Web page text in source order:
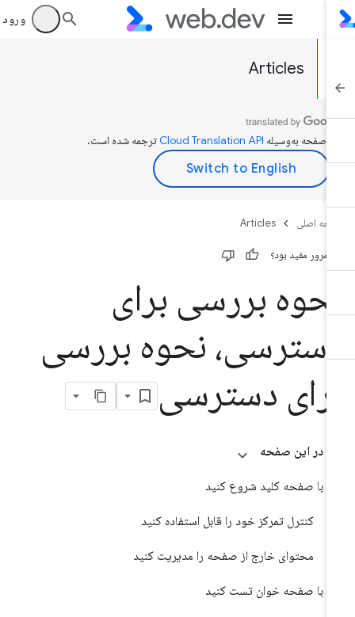
ورود به
Articles
صفحه به‌وسیله ترجمه شده است.
اصلی Articles
مرور مفید بود؟
بررسی برای
نحوه بررسی
دسترسی
در این صفحه
با صفحه کلید شروع کنید
کنترل تمرکز خود را قابل استفاده کنید
محتوای خارج از صفحه را مدیریت کنید
با صفحه خوان تست کنید